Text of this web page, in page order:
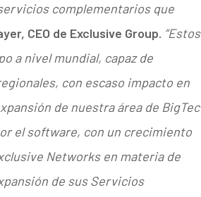
complementarios que
CEO de Exclusive Group. “Estos
a nivel mundial, capaz de
con escaso impacto en
de nuestra área de BigTec
el software, con un crecimiento
Networks en materia de
de sus Servicios